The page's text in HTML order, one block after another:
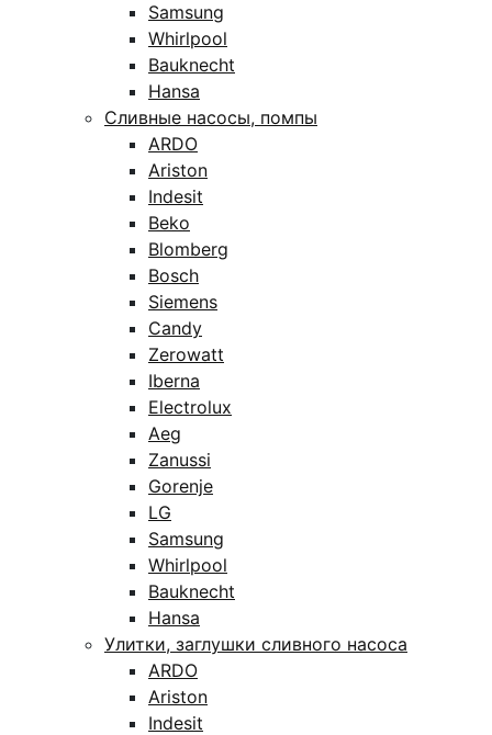
Samsung
Whirlpool
Bauknecht
Hansa
Сливные насосы, помпы
ARDO
Ariston
Indesit
Beko
Blomberg
Bosch
Siemens
Candy
Zerowatt
Iberna
Electrolux
Aeg
Zanussi
Gorenje
LG
Samsung
Whirlpool
Bauknecht
Hansa
Улитки, заглушки сливного насоса
ARDO
Ariston
Indesit